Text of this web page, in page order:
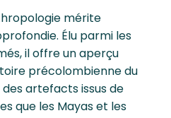
mérite
Élu parmi les
il offre un aperçu
précolombienne du
artefacts issus de
que les Mayas et les